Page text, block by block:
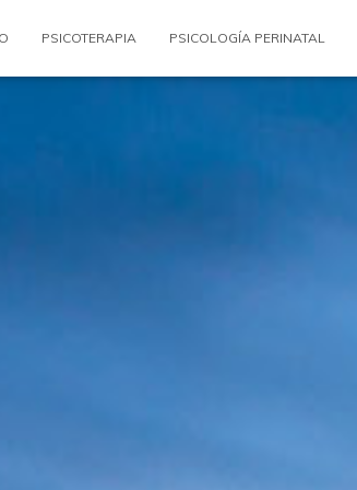
PSICOTERAPIA PSICOLOGÍA PERINATAL